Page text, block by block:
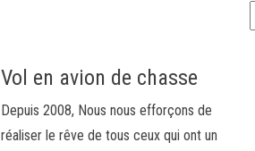
Vol en avion de chasse
Depuis 2008, Nous nous efforçons de
réaliser le rêve de tous ceux qui ont un